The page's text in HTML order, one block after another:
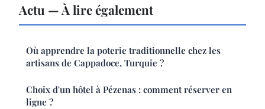
Actu — À lire également
Où apprendre la poterie traditionnelle chez les
artisans de Cappadoce, Turquie ?
Choix d'un hôtel à Pézenas : comment réserver en
ligne ?